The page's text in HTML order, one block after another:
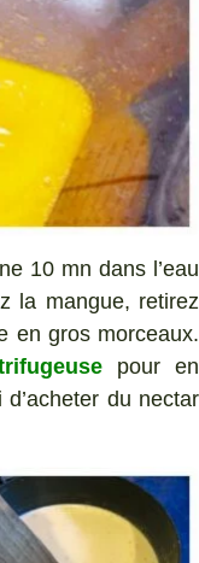
10 mn dans l’eau
la mangue, retirez
en gros morceaux.
pour en
du nectar